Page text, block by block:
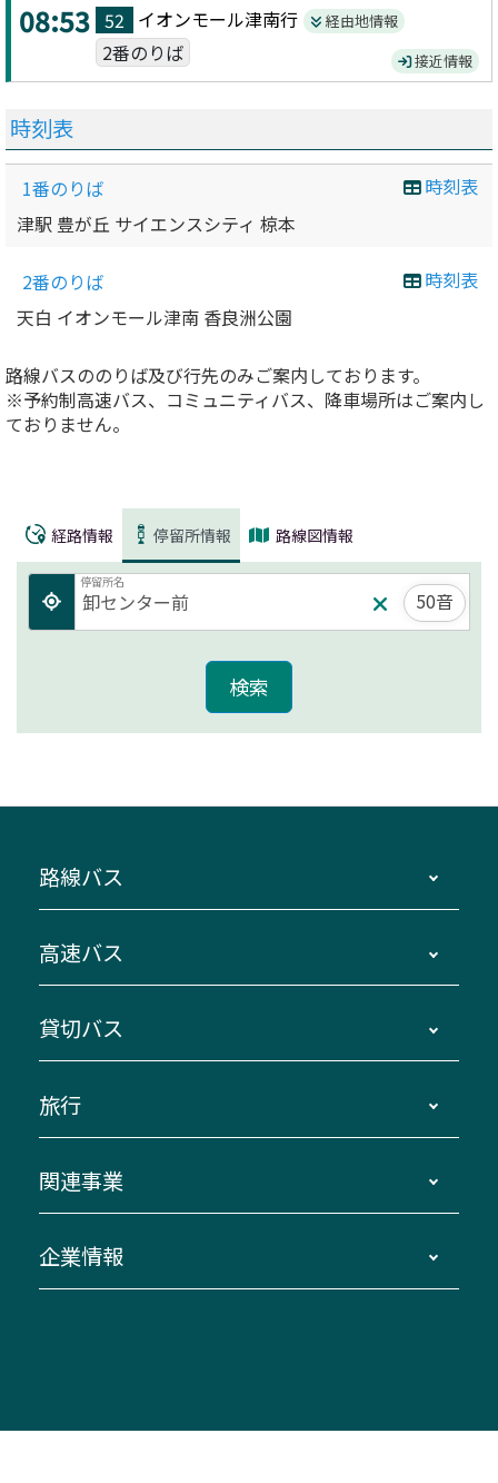
08:53 52 イオンモール津南行 経由地情報
2番のりば 接近情報
時刻表
時刻表
1番のりば
津駅 豊が丘 サイエンスシティ 椋本
時刻表
2番のりば
天白 イオンモール津南 香良洲公園
路線バスののりば及び行先のみご案内しております。
※予約制高速バス、コミュニティバス、降車場所はご案内し
ておりません。
経路情報 停留所情報 路線図情報
停留所名
50音
路線バス
主要停留所案内図・時刻表
路線バスのご利用方法
三重交通接近情報バスロケーションシステム
ダイヤ改正情報
迂回・休止について
臨時バスについて
伊勢二見鳥羽周遊バスCANばす
「みえブルーライン」（三重大学病院直通バ
神都ライナー
高速バス
南紀・VISON～横浜・東京・埼玉
伊賀～名古屋
南紀～VISON～名古屋
湯の山温泉～名古屋
桑名・長島温泉・金城ふ頭駅～中部国際空港
（休止中）
お客様駐車場のご案内
貸切バス
貸切バスのご利用について
お問い合わせ
旅行
貸切バス団体旅行
美し国周遊ばす
関連事業
自家用自動車車両運行管理
企業情報